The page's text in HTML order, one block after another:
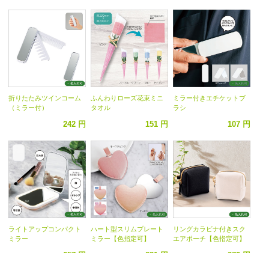
折りたたみツインコーム
（ミラー付）
242 円
ふんわりローズ花束ミニ
タオル
151 円
ミラー付きエチケットブ
ラシ
107 円
ライトアップコンパクト
ミラー
ハート型スリムプレート
ミラー【色指定可】
リングカラビナ付きスク
エアポーチ【色指定可】